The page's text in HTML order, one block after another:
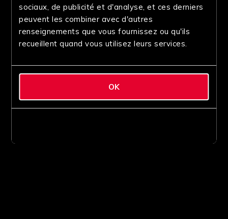
sociaux, de publicité et d'analyse, et ces derniers
peuvent les combiner avec d'autres
renseignements que vous fournissez ou qu'ils
recueillent quand vous utilisez leurs services.
OK